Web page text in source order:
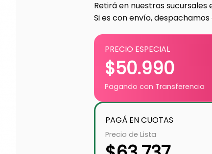
Retirá en nuestras sucursales
Si es con envío, despachamos
PRECIO ESPECIAL
$50.990
Pagando con Transferencia
PAGÁ EN CUOTAS
Precio de Lista